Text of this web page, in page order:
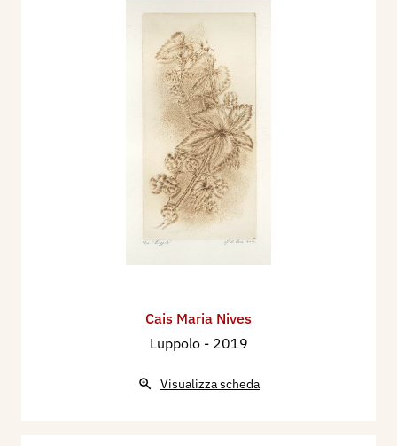
Cais Maria Nives
Luppolo - 2019
Visualizza scheda